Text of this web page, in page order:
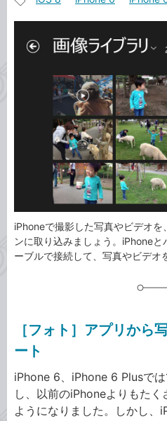
事
カ
テ
タ
iPhoneで撮影した写真やビデオ
ンに取り込みましょう。iPhone
ーブルで接続して、写真やビデオ
［フォト］アプリから
ート
iPhone 6、iPhone 6 Plusで
し、以前のiPhoneよりもた
ようになりました。しかし、